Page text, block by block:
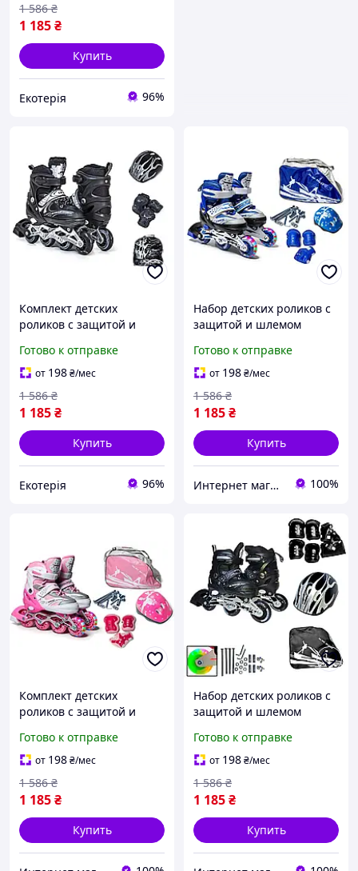
1 185₴
1 586 ₴
Купить
Екотерія 96%
Комплект детских
роликов с защитой и
комплект. Размер 29-33
Готово к отправке
от 198₴/мес
1 185₴
1 586 ₴
Купить
Екотерія 96%
Набор детских роликов с
защитой и шлемом
Размер 27-30
Готово к отправке
от 198₴/мес
1 185₴
1 586 ₴
Купить
Интернет магазин "Zabawki" 100%
Комплект детских
роликов с защитой и
комплект. Размер 29-33
Готово к отправке
от 198₴/мес
1 185₴
1 586 ₴
Купить
Набор детских роликов с
защитой и шлемом
Размер 27-30
Готово к отправке
от 198₴/мес
1 185₴
1 586 ₴
Купить